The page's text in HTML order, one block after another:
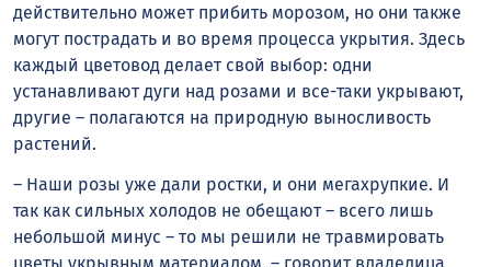
действительно может прибить морозом, но они также
могут пострадать и во время процесса укрытия. Здесь
каждый цветовод делает свой выбор: одни
устанавливают дуги над розами и все-таки укрывают,
другие – полагаются на природную выносливость
растений.
– Наши розы уже дали ростки, и они мегахрупкие. И
так как сильных холодов не обещают – всего лишь
небольшой минус – то мы решили не травмировать